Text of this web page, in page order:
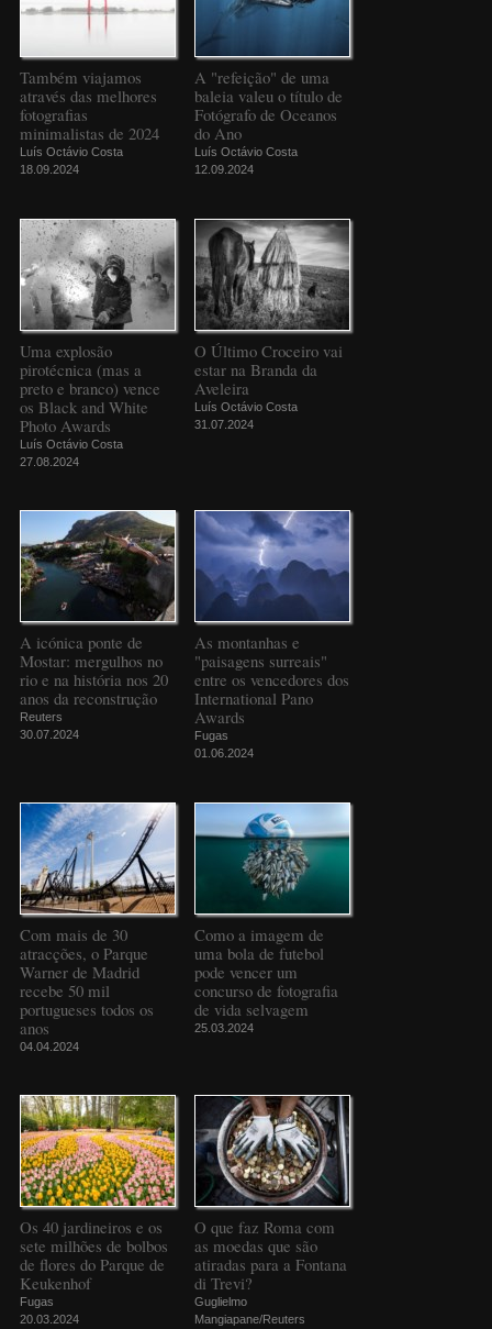
Também viajamos
através das melhores
fotografias
minimalistas de 2024
Luís Octávio Costa
18.09.2024
A "refeição" de uma
baleia valeu o título de
Fotógrafo de Oceanos
do Ano
Luís Octávio Costa
12.09.2024
Uma explosão
pirotécnica (mas a
preto e branco) vence
os Black and White
Photo Awards
Luís Octávio Costa
27.08.2024
O Último Croceiro vai
estar na Branda da
Aveleira
Luís Octávio Costa
31.07.2024
A icónica ponte de
Mostar: mergulhos no
rio e na história nos 20
anos da reconstrução
Reuters
30.07.2024
As montanhas e
"paisagens surreais"
entre os vencedores dos
International Pano
Awards
Fugas
01.06.2024
Com mais de 30
atracções, o Parque
Warner de Madrid
recebe 50 mil
portugueses todos os
anos
04.04.2024
Como a imagem de
uma bola de futebol
pode vencer um
concurso de fotografia
de vida selvagem
25.03.2024
Os 40 jardineiros e os
sete milhões de bolbos
de flores do Parque de
Keukenhof
Fugas
20.03.2024
O que faz Roma com
as moedas que são
atiradas para a Fontana
di Trevi?
Guglielmo
Mangiapane/Reuters